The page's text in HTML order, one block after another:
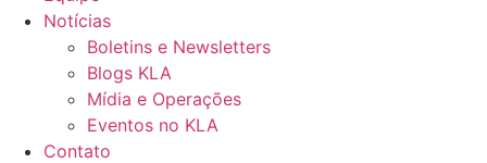
Notícias
Boletins e Newsletters
Blogs KLA
Mídia e Operações
Eventos no KLA
Contato